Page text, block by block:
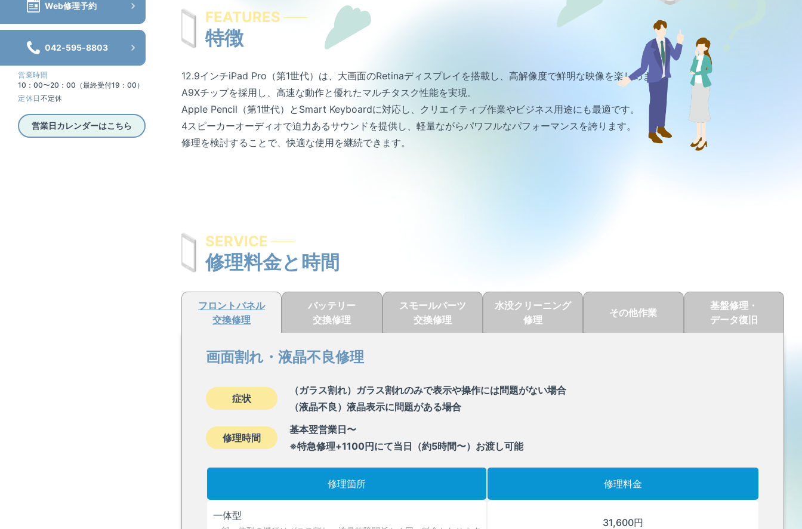
Web修理予約
042-595-8803
営業時間
10：00〜20：00（最終受付19：00）
定休日 不定休
営業日カレンダーはこちら
FEATURES
特徴
12.9インチiPad Pro（第1世代）は、大画面のRetinaディスプレイを搭載し、高解像度で鮮明な映像を楽しめます。
A9Xチップを採用し、高速な動作と優れたマルチタスク性能を実現。
Apple Pencil（第1世代）とSmart Keyboardに対応し、クリエイティブ作業やビジネス用途にも最適です。
4スピーカーオーディオで迫力あるサウンドを提供し、軽量ながらパワフルなパフォーマンスを誇ります。
修理を検討することで、快適な使用を継続できます。
SERVICE
修理料金と時間
フロントパネル
交換修理
バッテリー
交換修理
スモールパーツ
交換修理
水没クリーニング
修理
その他作業
基盤修理・
データ復旧
画面割れ・液晶不良修理
症状
（ガラス割れ）ガラス割れのみで表示や操作には問題がない場合
（液晶不良）液晶表示に問題がある場合
修理時間
基本翌営業日〜
※特急修理+1100円にて当日（約5時間〜）お渡し可能
修理箇所 修理料金
一体型
31,600円